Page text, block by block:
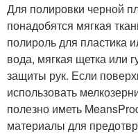
Для полировки черной
понадобятся мягкая
полироль для пластика
вода, мягкая щетка или
защиты рук. Если
использовать
полезно иметь
материалы для